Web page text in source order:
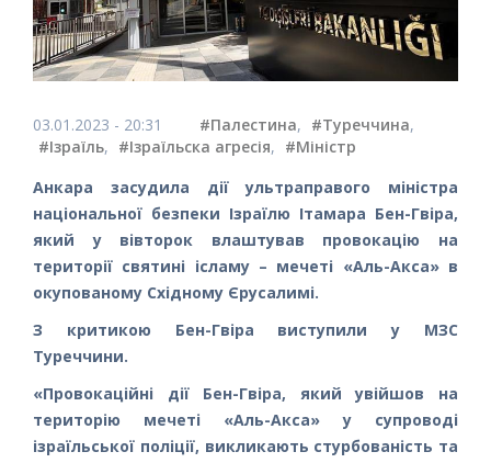
03.01.2023 - 20:31 #Палестина, #Туреччина,
#Ізраїль, #Ізраїльска агресія, #Міністр
Анкара засудила дії ультраправого міністра
національної безпеки Ізраїлю Ітамара Бен-Гвіра,
який у вівторок влаштував провокацію на
території святині ісламу – мечеті «Аль-Акса» в
окупованому Східному Єрусалимі.
З критикою Бен-Гвіра виступили у МЗС
Туреччини.
«Провокаційні дії Бен-Гвіра, який увійшов на
територію мечеті «Аль-Акса» у супроводі
ізраїльської поліції, викликають стурбованість та